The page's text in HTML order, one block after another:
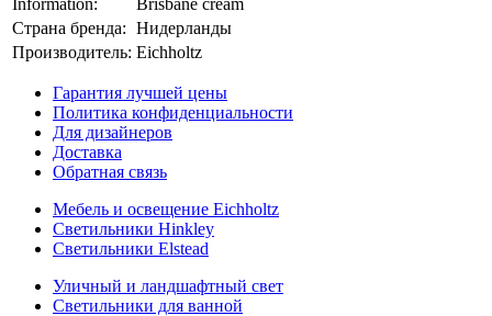
Страна бренда: Нидерланды
Производитель: Eichholtz
Гарантия лучшей цены
Политика конфиденциальности
Для дизайнеров
Доставка
Обратная связь
Мебель и освещение Eichholtz
Светильники Hinkley
Светильники Elstead
Уличный и ландшафтный свет
Светильники для ванной